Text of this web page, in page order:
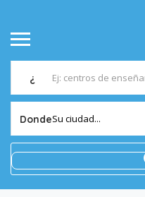
¿
DondeSu ciudad...